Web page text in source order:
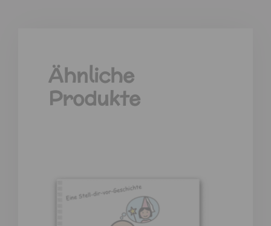
Ähnliche
Produkte